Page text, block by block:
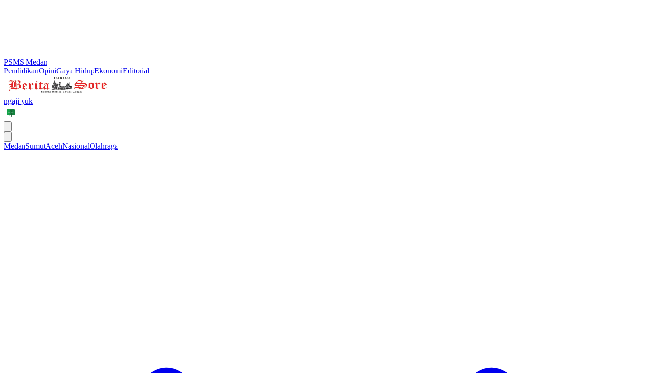
PSMS Medan
PendidikanOpiniGaya HidupEkonomiEditorial
ngaji yuk
MedanSumutAcehNasionalOlahraga